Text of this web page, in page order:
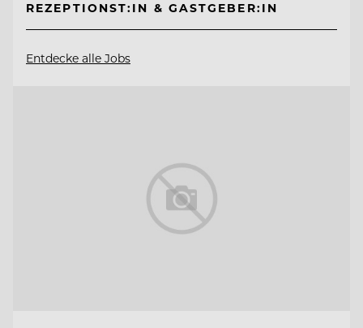
REZEPTIONST:IN & GASTGEBER:IN
Entdecke alle Jobs